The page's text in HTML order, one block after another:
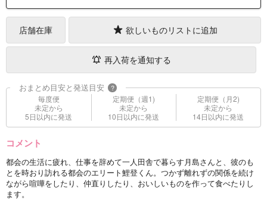
店舗在庫 欲しいものリストに追加
再入荷を通知する
おまとめ目安と発送目安 ?
毎度便
未定から
5日以内に発送
定期便（週1)
未定から
10日以内に発送
定期便（月2)
未定から
14日以内に発送
コメント
都会の生活に疲れ、仕事を辞めて一人田舎で暮らす月島さんと、彼のも
とを時おり訪れる都会のエリート鯉登くん。つかず離れずの関係を続け
ながら喧嘩をしたり、仲直りしたり、おいしいものを作って食べたりし
ます。